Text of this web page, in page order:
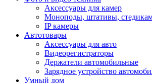
Аксессуары для камер
Моноподы, штативы,
IP камеры
Автотовары
Аксессуары для авто
Видеорегистраторы
Держатели автомобильные
Зарядное устройство
Умный дом